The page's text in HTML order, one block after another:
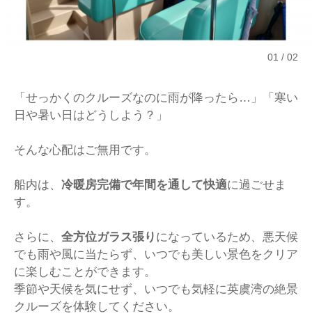
01 02
「せっかくのクルーズなのに雨が降ったら…」「寒い
日や暑い日はどうしよう？」
そんな心配はご無用です。
船内は、 冷暖房完備で年間を通して快適に過ごせま
す。
さらに、 全方位ガラス張り になっているため、悪天候
でも雨や風に当たらず、いつでも美しい景色をクリア
に楽しむことができます。
季節や天候を気にせず、いつでも気軽に英虞湾の絶景
クルーズを体験してください。